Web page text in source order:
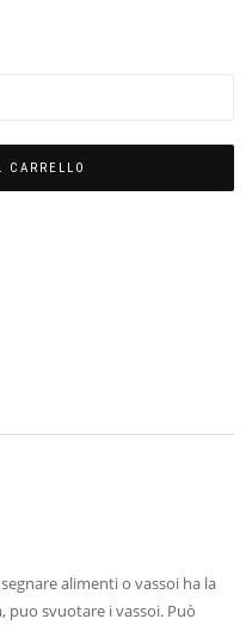
alimenti o vassoi ha la
svuotare i vassoi. Può